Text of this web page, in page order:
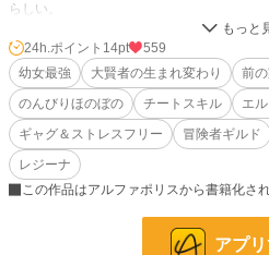
らしい。
そんななか、ミリアの頭をよぎったのは死
た。家を探索されてパンツを発見されてい
レアアイテム扱いされていたら……？
居ても立っても居られなくなったミリアは
6歳の幼女ながら、前世の記憶とスキルを頼
歴戦の冒険者を苦しめるダンジョンでも、
が苦労するはずはなくて……？
パンツから始まったミリアの冒険は、パン
ダンジョンを攻略したり、野外でモンスタ
た賢者たちの子孫と出会ったり……。
24h.ポイント 14pt
559
幼女最強
大賢者の生まれ変わり
前
のんびりほのぼの
チートスキル
エ
ギャグ＆ストレスフリー
冒険者ギルド
レジーナ
この作品はアルファポリスから書籍化さ
アプ